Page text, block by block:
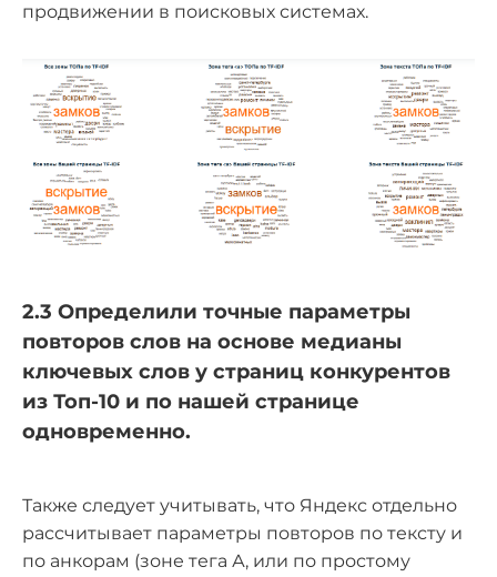
продвижении в поисковых системах.
2.3 Определили точные параметры
повторов слов на основе медианы
ключевых слов у страниц конкурентов
из Топ-10 и по нашей странице
одновременно.
Также следует учитывать, что Яндекс отдельно
рассчитывает параметры повторов по тексту и
по анкорам (зоне тега А, или по простому